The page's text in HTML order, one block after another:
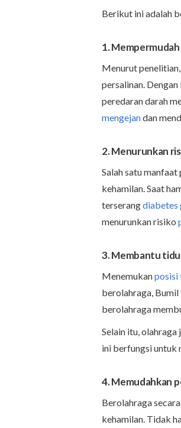
Berikut ini adalah
1.
Menurut
persalinan.
peredaran darah
mengejandan
2. Menurunkan
Salah satu
kehamilan. Saat
terserangdiabetes
menurunkan risiko
3. Membantu
Menemukanposisi
berolahraga,
berolahraga
Selain itu,
ini berfungsi untuk
4. Memudahkan
Berolahraga
kehamilan. Tidak